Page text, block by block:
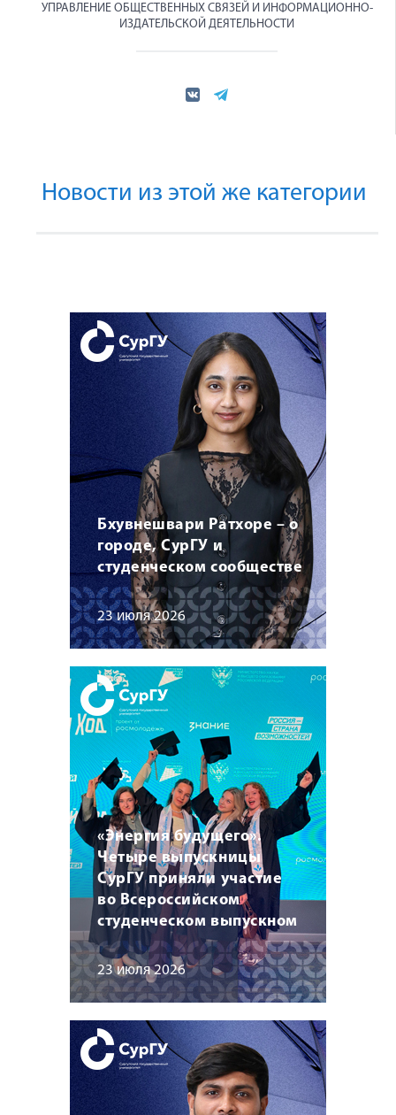
УПРАВЛЕНИЕ ОБЩЕСТВЕННЫХ СВЯЗЕЙ И ИНФОРМАЦИОННО-
ИЗДАТЕЛЬСКОЙ ДЕЯТЕЛЬНОСТИ
Новости из этой же категории
Бхувнешвари Ратхоре – о
городе, СурГУ и
студенческом сообществе
23 июля 2026
«Энергия будущего».
Четыре выпускницы
СурГУ приняли участие
во Всероссийском
студенческом выпускном
23 июля 2026